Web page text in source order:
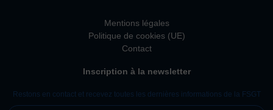
Mentions légales
Politique de cookies (UE)
Contact
Inscription à la newsletter
Restons en contact et recevez toutes les dernières informations de la FSGT